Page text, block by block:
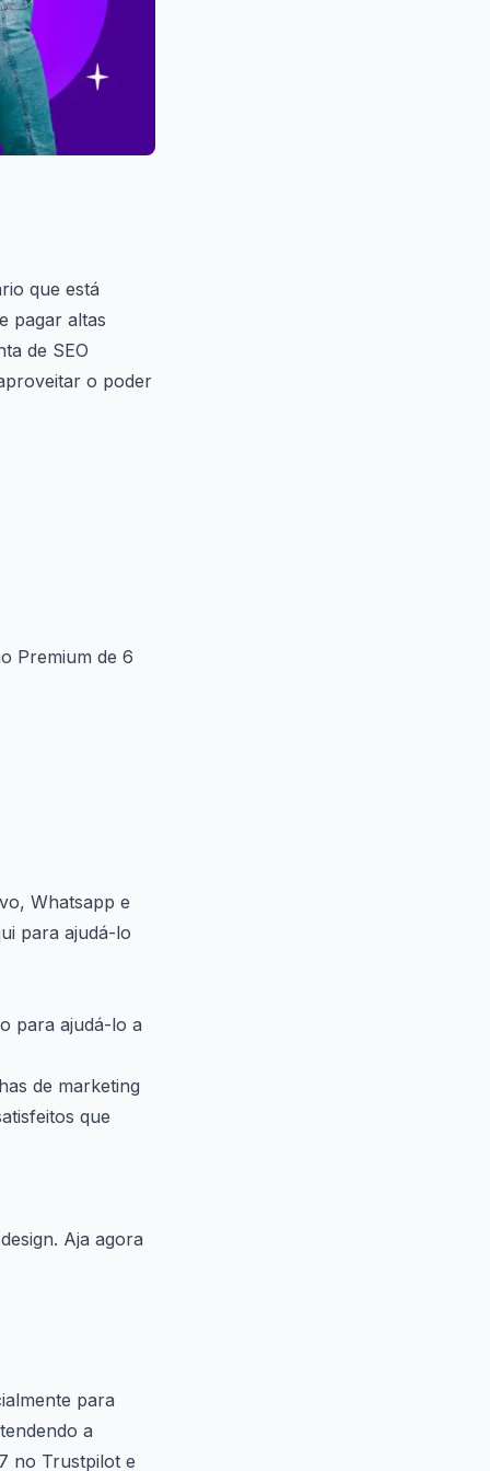
que está
pagar altas
de SEO
o poder
Premium de 6
Whatsapp e
para ajudá-lo
para ajudá-lo a
de marketing
que
Aja agora
para
a
no Trustpilot e